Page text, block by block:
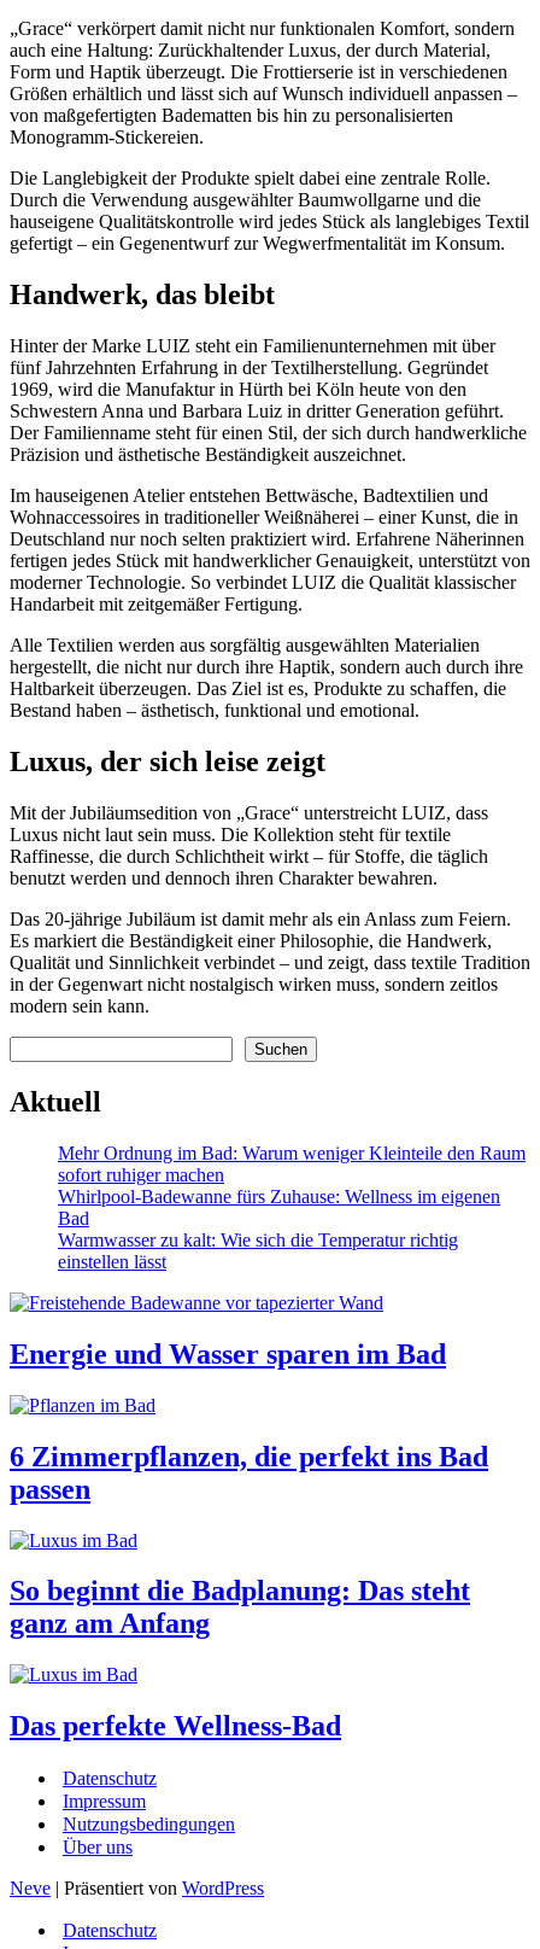
„Grace“ verkörpert damit nicht nur funktionalen Komfort, sondern
auch eine Haltung: Zurückhaltender Luxus, der durch Material,
Form und Haptik überzeugt. Die Frottierserie ist in verschiedenen
Größen erhältlich und lässt sich auf Wunsch individuell anpassen –
von maßgefertigten Badematten bis hin zu personalisierten
Monogramm-Stickereien.
Die Langlebigkeit der Produkte spielt dabei eine zentrale Rolle.
Durch die Verwendung ausgewählter Baumwollgarne und die
hauseigene Qualitätskontrolle wird jedes Stück als langlebiges Textil
gefertigt – ein Gegenentwurf zur Wegwerfmentalität im Konsum.
Handwerk, das bleibt
Hinter der Marke LUIZ steht ein Familienunternehmen mit über
fünf Jahrzehnten Erfahrung in der Textilherstellung. Gegründet
1969, wird die Manufaktur in Hürth bei Köln heute von den
Schwestern Anna und Barbara Luiz in dritter Generation geführt.
Der Familienname steht für einen Stil, der sich durch handwerkliche
Präzision und ästhetische Beständigkeit auszeichnet.
Im hauseigenen Atelier entstehen Bettwäsche, Badtextilien und
Wohnaccessoires in traditioneller Weißnäherei – einer Kunst, die in
Deutschland nur noch selten praktiziert wird. Erfahrene Näherinnen
fertigen jedes Stück mit handwerklicher Genauigkeit, unterstützt von
moderner Technologie. So verbindet LUIZ die Qualität klassischer
Handarbeit mit zeitgemäßer Fertigung.
Alle Textilien werden aus sorgfältig ausgewählten Materialien
hergestellt, die nicht nur durch ihre Haptik, sondern auch durch ihre
Haltbarkeit überzeugen. Das Ziel ist es, Produkte zu schaffen, die
Bestand haben – ästhetisch, funktional und emotional.
Luxus, der sich leise zeigt
Mit der Jubiläumsedition von „Grace“ unterstreicht LUIZ, dass
Luxus nicht laut sein muss. Die Kollektion steht für textile
Raffinesse, die durch Schlichtheit wirkt – für Stoffe, die täglich
benutzt werden und dennoch ihren Charakter bewahren.
Das 20-jährige Jubiläum ist damit mehr als ein Anlass zum Feiern.
Es markiert die Beständigkeit einer Philosophie, die Handwerk,
Qualität und Sinnlichkeit verbindet – und zeigt, dass textile Tradition
in der Gegenwart nicht nostalgisch wirken muss, sondern zeitlos
modern sein kann.
Suchen
Aktuell
Mehr Ordnung im Bad: Warum weniger Kleinteile den Raum
sofort ruhiger machen
Whirlpool-Badewanne fürs Zuhause: Wellness im eigenen
Bad
Warmwasser zu kalt: Wie sich die Temperatur richtig
einstellen lässt
Energie und Wasser sparen im Bad
6 Zimmerpflanzen, die perfekt ins Bad
passen
So beginnt die Badplanung: Das steht
ganz am Anfang
Das perfekte Wellness-Bad
Datenschutz
Impressum
Nutzungsbedingungen
Über uns
Neve | Präsentiert von WordPress
Datenschutz